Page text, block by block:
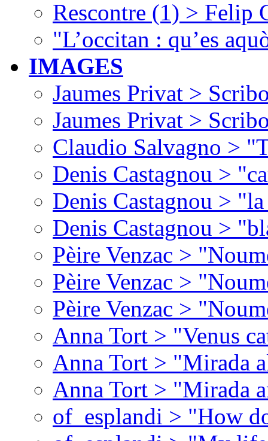
Rescontre (1) > Felip
"L’occitan : qu’es
IMAGES
Jaumes Privat >
Jaumes Privat >
Claudio Salvagno >
Denis Castagnou >
Denis Castagnou >
Denis Castagnou >
Pèire Venzac >
Pèire Venzac >
Pèire Venzac >
Anna Tort > "Venus
Anna Tort > "Mirada
Anna Tort > "Mirada
of_esplandi > "How